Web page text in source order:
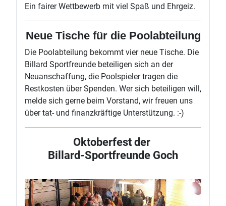
Ein fairer Wettbewerb mit viel Spaß und Ehrgeiz.
Neue Tische für die Poolabteilung
Die Poolabteilung bekommt vier neue Tische. Die
Billard Sportfreunde beteiligen sich an der
Neuanschaffung, die Poolspieler tragen die
Restkosten über Spenden. Wer sich beteiligen will,
melde sich gerne beim Vorstand, wir freuen uns
über tat- und finanzkräftige Unterstützung. :-)
Oktoberfest der
Billard-Sportfreunde Goch